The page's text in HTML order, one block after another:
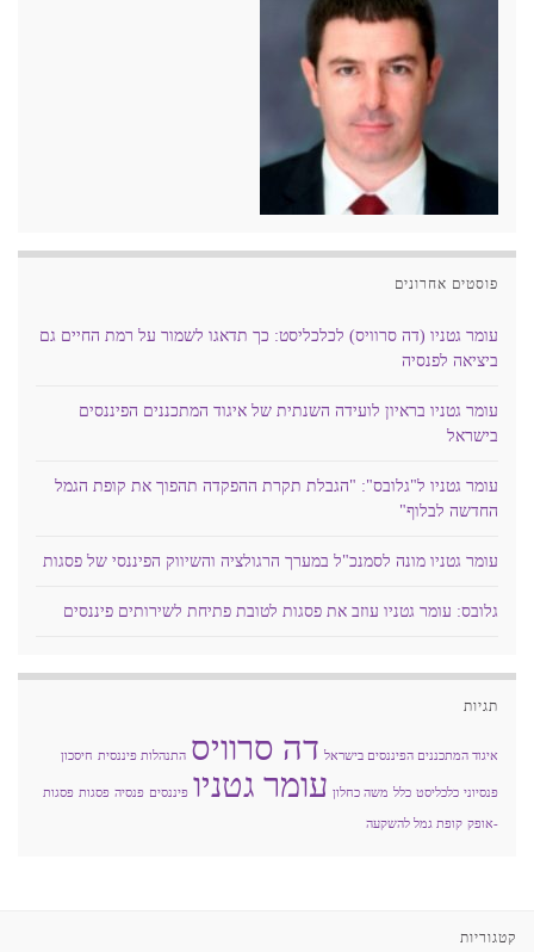
פוסטים אחרונים
עומר גטניו (דה סרוויס) לכלכליסט: כך תדאגו לשמור על רמת החיים גם
ביציאה לפנסיה
עומר גטניו בראיון לועידה השנתית של איגוד המתכננים הפיננסים
בישראל
עומר גטניו ל"גלובס": "הגבלת תקרת ההפקדה תהפוך את קופת הגמל
החדשה לבלוף"
עומר גטניו מונה לסמנכ"ל במערך הרגולציה והשיווק הפיננסי של פסגות
גלובס: עומר גטניו עוזב את פסגות לטובת פתיחת לשירותים פיננסים
תגיות
איגוד המתכננים הפיננסים בישראל דה סרוויס התנהלות פיננסית חיסכון
פנסיוני כלכליסט כלל משה כחלון עומר גטניו פיננסים פנסיה פסגות פסגות
-אופק קופת גמל להשקעה
קטגוריות